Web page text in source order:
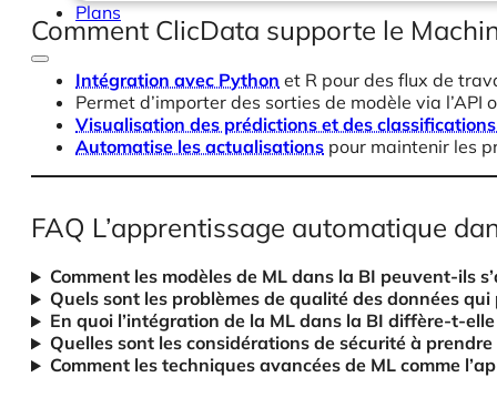
Plans
Comment ClicData supporte le
Intégration avec Python et R pour des flux de
Permet d’importer des sorties de modèle via l’API
Visualisation des prédictions et des
Automatise les actualisations pour maintenir les
FAQ L’apprentissage automatique
Comment les modèles de ML dans la BI peuvent-ils
Quels sont les problèmes de qualité des données
En quoi l’intégration de la ML dans la BI diffère-t-
Quelles sont les considérations de sécurité à
Comment les techniques avancées de ML comme